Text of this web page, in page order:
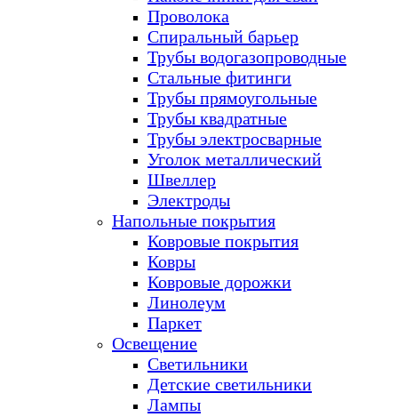
Проволока
Спиральный барьер
Трубы водогазопроводные
Стальные фитинги
Трубы прямоугольные
Трубы квадратные
Трубы электросварные
Уголок металлический
Швеллер
Электроды
Напольные покрытия
Ковровые покрытия
Ковры
Ковровые дорожки
Линолеум
Паркет
Освещение
Светильники
Детские светильники
Лампы